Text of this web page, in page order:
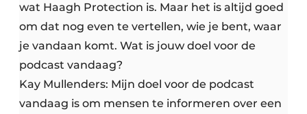
wat Haagh Protection is. Maar het is altijd goed
om dat nog even te vertellen, wie je bent, waar
je vandaan komt. Wat is jouw doel voor de
podcast vandaag?
Kay Mullenders: Mijn doel voor de podcast
vandaag is om mensen te informeren over een